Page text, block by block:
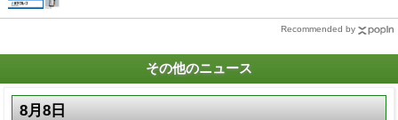
Recommended by
その他のニュース
8月8日